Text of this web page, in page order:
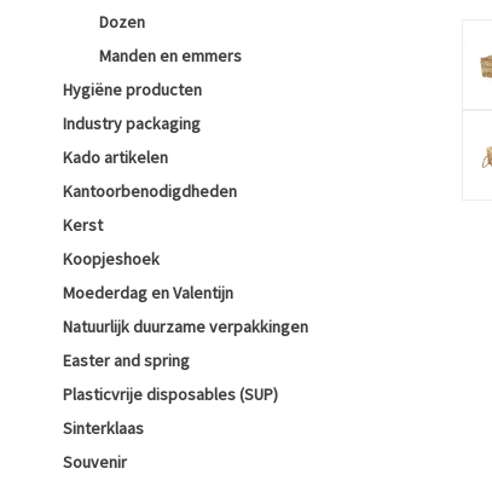
Dozen
Manden en emmers
Hygiëne producten
Industry packaging
Kado artikelen
Kantoorbenodigdheden
Kerst
Koopjeshoek
Moederdag en Valentijn
Natuurlijk duurzame verpakkingen
Easter and spring
Plasticvrije disposables (SUP)
Sinterklaas
Souvenir